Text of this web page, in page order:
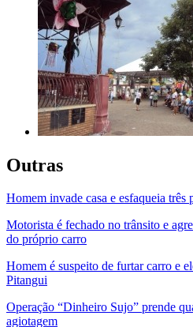
Outras
Homem invade casa e esfaqueia três
Motorista é fechado no trânsito e
do próprio carro
Homem é suspeito de furtar carro e
Pitangui
Operação “Dinheiro Sujo” prende
agiotagem